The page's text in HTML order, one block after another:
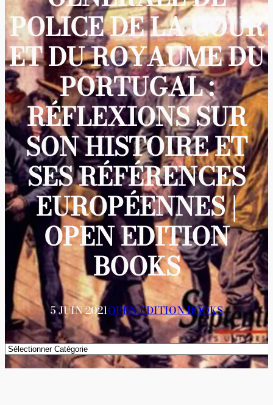
POLICE DE LA COUR
ET DU ROYAUME DU
PORTUGAL :
RÉFLEXIONS SUR
SON HISTOIRE ET
SES RÉFÉRENCES
EUROPÉENNES |
OPEN EDITION
BOOKS
5 JUIN 2021OPEN EDITION BOOKS
Catégories